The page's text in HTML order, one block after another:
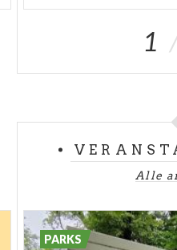
1
Alle
PARKS